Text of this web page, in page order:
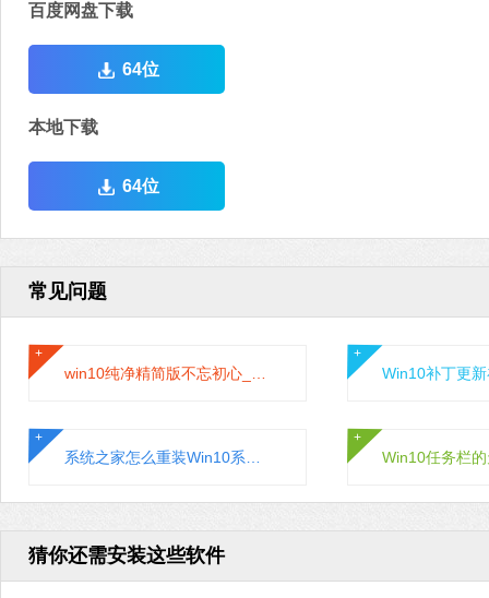
百度网盘下载
64位
本地下载
64位
常见问题
猜你还需安装这些软件